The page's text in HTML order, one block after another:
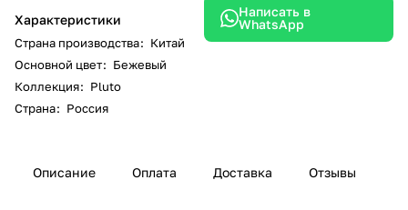
Характеристики
Страна производства: Китай
Основной цвет: Бежевый
Коллекция: Pluto
Страна: Россия
Написать в
WhatsApp
Описание Оплата Доставка Отзывы